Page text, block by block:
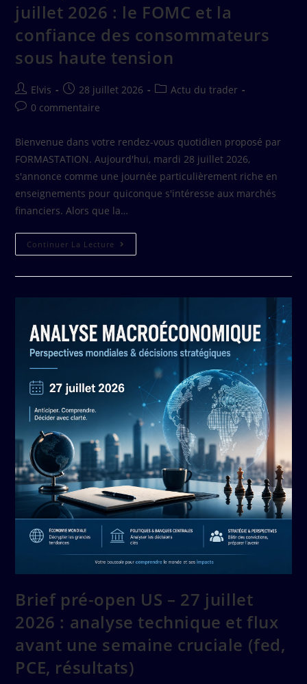
juillet 2026 : le FOMC et la
confiance des consommateurs
sous haute tension
Elvis 28 juillet 2026
Actu du trader
0 commentaire
Bienvenue dans votre rendez-vous quotidien proposé par
FORMASTATION. Aujourd'hui, mardi 28 juillet 2026,
s'annonce comme une journée particulièrement riche en
enseignements pour quiconque s'intéresse aux marchés
financiers. Alors que la…
Continuer La Lecture
Brief pré-open US – 27 juillet
2026 : analyse technique et flux
avant une semaine cruciale (fed,
PCE, résultats)